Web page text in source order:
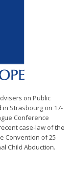
on Public
Strasbourg on 17-
Conference
case-law of the
Convention of 25
Child Abduction.